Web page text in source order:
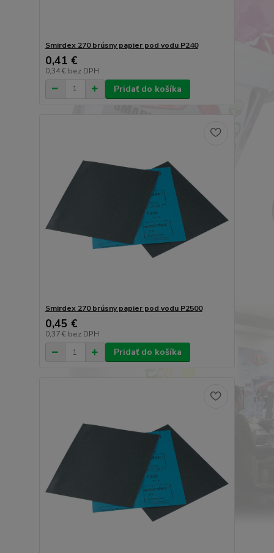
Smirdex 270 brúsny papier pod vodu P240
0,41 €
0,34 € bez DPH
Pridať do košíka
Smirdex 270 brúsny papier pod vodu P2500
0,45 €
0,37 € bez DPH
Pridať do košíka